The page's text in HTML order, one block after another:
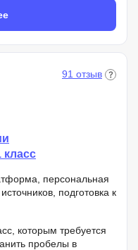
91 отзыв
класс
персональная
подготовка к
которым требуется
пробелы в